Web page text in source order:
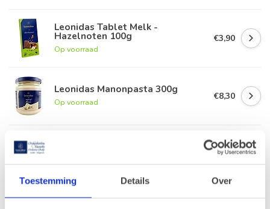
Toestemming Details Over
Leonidas Tablet Melk -
Hazelnoten 100g
Op voorraad
€3,90
Leonidas Manonpasta 300g
Op voorraad
€8,30
€4,90